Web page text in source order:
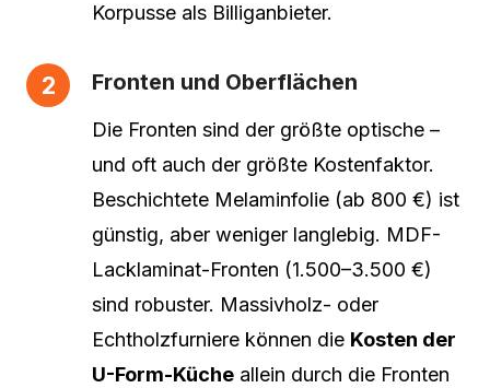
Korpusse als Billiganbieter.
Fronten und Oberflächen
Die Fronten sind der größte optische –
und oft auch der größte Kostenfaktor.
Beschichtete Melaminfolie (ab 800 €) ist
günstig, aber weniger langlebig. MDF-
Lacklaminat-Fronten (1.500–3.500 €)
sind robuster. Massivholz- oder
Echtholzfurniere können die Kosten der
U-Form-Küche allein durch die Fronten